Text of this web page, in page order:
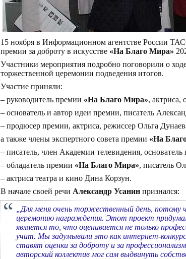
15 ноября в Информационном агентстве России
премии за доброту в искусстве «На Благо Мира»
Участники мероприятия подробно поговорили о
торжественной церемонии подведения итогов.
Участие приняли:
– руководитель премии «На Благо Мира», актриса,
– основатель и автор идеи премии, писатель
– продюсер премии, актриса, режиссер Ольга
а также члены экспертного совета премии «На
– писатель, член Академии телевидения, основатель
– обладатель премии «На Благо Мира», писатель
– актриса театра и кино Дина Корзун.
В начале своей речи Александр Усанин признался:
„Для меня очень торжественный день,
церемонию награждения. Этот проект
является то, что оценивается не только
учит. Мы задумывали это как интернет-
ставят оценки за доброту и за
авторский коллектив мог сам выдвинуть